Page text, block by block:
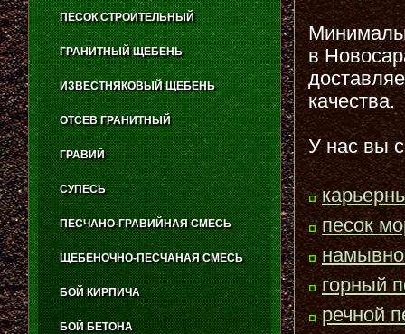
в
качества.
У нас вы
песок
горный
речной
ПЕСОК СТРОИТЕЛЬНЫЙ
ГРАНИТНЫЙ ЩЕБЕНЬ
ИЗВЕСТНЯКОВЫЙ ЩЕБЕНЬ
ОТСЕВ ГРАНИТНЫЙ
ГРАВИЙ
СУПЕСЬ
ПЕСЧАНО-ГРАВИЙНАЯ СМЕСЬ
ЩЕБЕНОЧНО-ПЕСЧАНАЯ СМЕСЬ
БОЙ КИРПИЧА
БОЙ БЕТОНА